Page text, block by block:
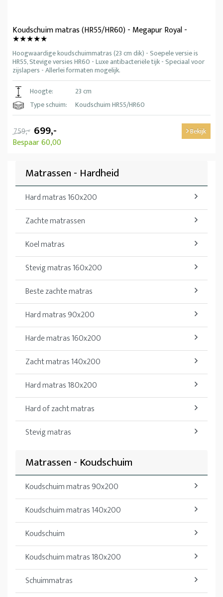
Koudschuim matras (HR55/HR60) - Megapur Royal -
★★★★★
Hoogwaardige koudschuimmatras (23 cm dik) - Soepele versie is
HR55, Stevige versies HR60 - Luxe antibacteriële tijk - Speciaal voor
zijslapers - Allerlei formaten mogelijk.
Hoogte:
23 cm
Type schuim:
Koudschuim HR55/HR60
759,- 699,-
Bespaar 60,00
Bekijk
Matrassen - Hardheid
Hard matras 160x200
Zachte matrassen
Koel matras
Stevig matras 160x200
Beste zachte matras
Hard matras 90x200
Harde matras 160x200
Zacht matras 140x200
Hard matras 180x200
Hard of zacht matras
Stevig matras
Matrassen - Koudschuim
Koudschuim matras 90x200
Koudschuim matras 140x200
Koudschuim
Koudschuim matras 180x200
Schuimmatras